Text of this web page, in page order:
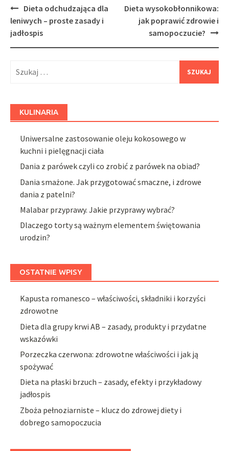
Post
navigation
Dieta odchudzająca dla
leniwych – proste zasady i
jadłospis
Dieta wysokobłonnikowa:
jak poprawić zdrowie i
samopoczucie?
KULINARIA
Uniwersalne zastosowanie oleju kokosowego w
kuchni i pielęgnacji ciała
Dania z parówek czyli co zrobić z parówek na obiad?
Dania smażone. Jak przygotować smaczne, i zdrowe
dania z patelni?
Malabar przyprawy. Jakie przyprawy wybrać?
Dlaczego torty są ważnym elementem świętowania
urodzin?
OSTATNIE WPISY
Kapusta romanesco – właściwości, składniki i korzyści
zdrowotne
Dieta dla grupy krwi AB – zasady, produkty i przydatne
wskazówki
Porzeczka czerwona: zdrowotne właściwości i jak ją
spożywać
Dieta na płaski brzuch – zasady, efekty i przykładowy
jadłospis
Zboża pełnoziarniste – klucz do zdrowej diety i
dobrego samopoczucia